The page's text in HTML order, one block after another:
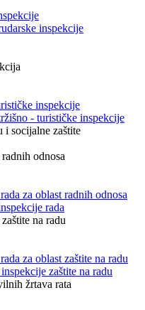
inspekcije
inspekcije
- turističke inspekcije
i socijalne zaštite
odnosa
za oblast radnih odnosa
rada
na radu
za oblast zaštite na radu
zaštite na radu
žrtava rata